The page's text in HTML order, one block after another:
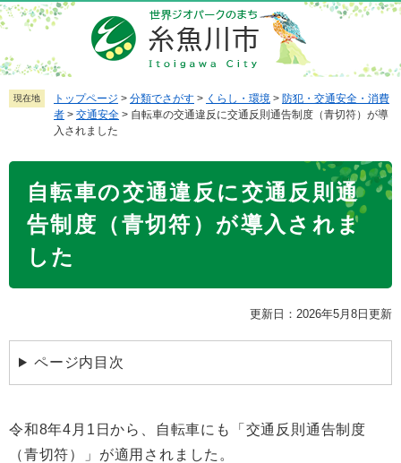
ペ
ー
ジ
の
先
す
メ
ニ
ュ
ー
を
し
現在地 トップページ > 分類でさがす > くらし・環境 > 防犯・交通安全・消費
者 > 交通安全 > 自転車の交通違反に交通反則通告制度（青切符）が導
入されました
自転車の交通違反に交通反則通
告制度（青切符）が導入されま
した
更新日：2026年5月8日更新
ページ内目次
令和8年4月1日から、自転車にも「交通反則通告制度
（青切符）」が適用されました。